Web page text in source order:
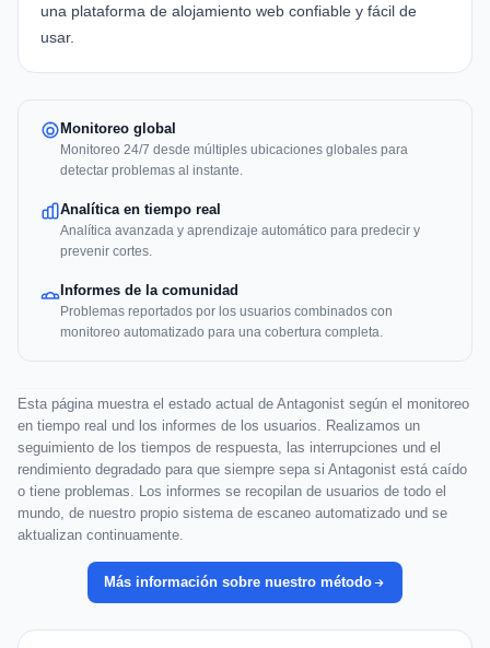
una plataforma de alojamiento web confiable y fácil de
usar.
Monitoreo global
Monitoreo 24/7 desde múltiples ubicaciones globales para
detectar problemas al instante.
Analítica en tiempo real
Analítica avanzada y aprendizaje automático para predecir y
prevenir cortes.
Informes de la comunidad
Problemas reportados por los usuarios combinados con
monitoreo automatizado para una cobertura completa.
Esta página muestra el estado actual de Antagonist según el monitoreo
en tiempo real und los informes de los usuarios. Realizamos un
seguimiento de los tiempos de respuesta, las interrupciones und el
rendimiento degradado para que siempre sepa si Antagonist está caído
o tiene problemas. Los informes se recopilan de usuarios de todo el
mundo, de nuestro propio sistema de escaneo automatizado und se
aktualizan continuamente.
Más información sobre nuestro método